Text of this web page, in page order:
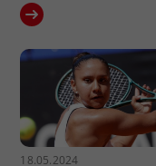
18.05.2024